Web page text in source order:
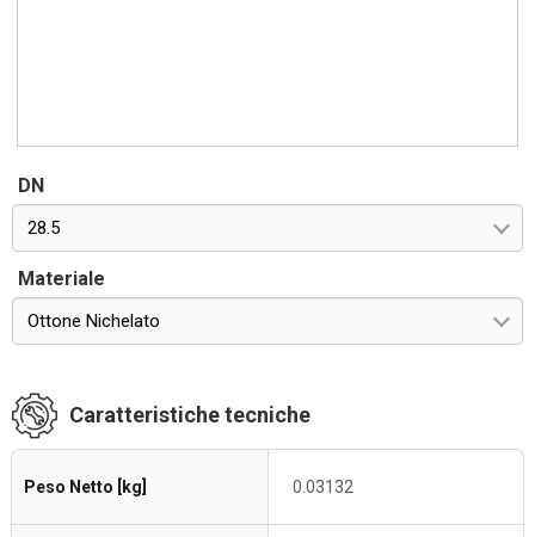
DN
28.5
Materiale
Ottone Nichelato
Caratteristiche tecniche
Peso Netto [kg] 0.03132